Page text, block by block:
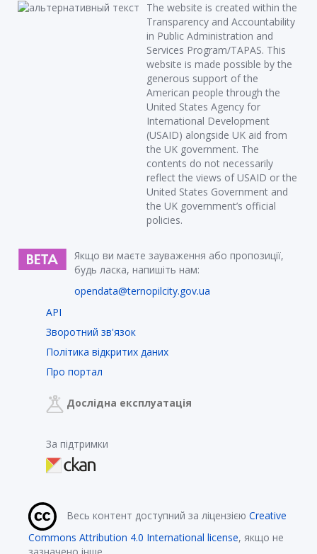
The website is created within the
Transparency and Accountability
in Public Administration and
Services Program/TAPAS. This
website is made possible by the
generous support of the
American people through the
United States Agency for
International Development
(USAID) alongside UK aid from
the UK government. The
contents do not necessarily
reflect the views of USAID or the
United States Government and
the UK government’s official
policies.
Якщо ви маєте зауваження або пропозиції,
будь ласка, напишіть нам:
opendata@ternopilcity.gov.ua
API
Зворотний зв'язок
Політика відкритих даних
Про портал
Дослідна експлуатація
За підтримки
Весь контент доступний за ліцензією Creative
Commons Attribution 4.0 International license, якщо не